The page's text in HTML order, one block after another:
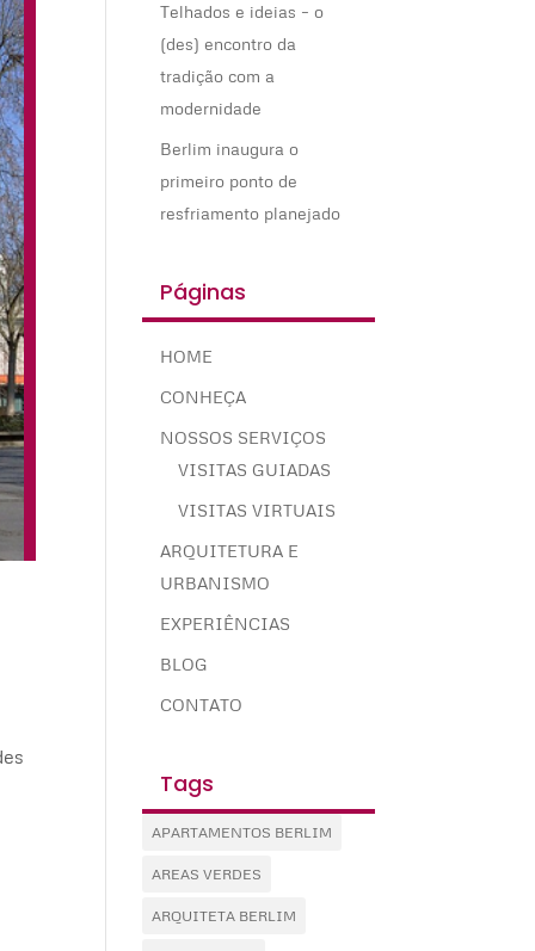
Telhados e ideias – o
(des) encontro da
tradição com a
modernidade
Berlim inaugura o
primeiro ponto de
resfriamento planejado
Páginas
HOME
CONHEÇA
NOSSOS SERVIÇOS
VISITAS GUIADAS
VISITAS VIRTUAIS
ARQUITETURA E
URBANISMO
EXPERIÊNCIAS
BLOG
CONTATO
Tags
APARTAMENTOS BERLIM
AREAS VERDES
ARQUITETA BERLIM